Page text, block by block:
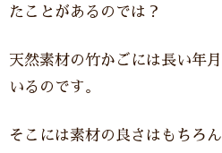
たことがあるのでは？
天然素材の竹かごには長い年
いるのです。
そこには素材の良さはもちろ